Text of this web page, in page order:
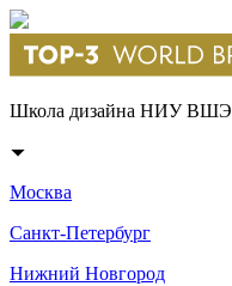
Школа дизайна НИУ ВШЭ
Москва
Санкт-Петербург
Нижний Новгород